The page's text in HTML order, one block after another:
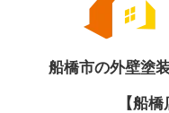
船橋市の外壁塗
【船